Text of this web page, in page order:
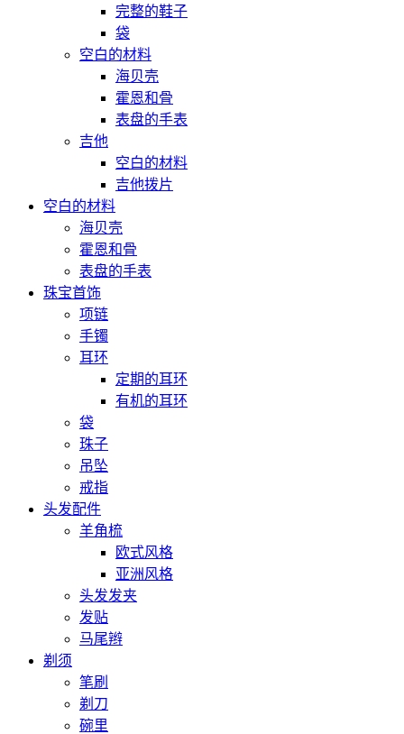
完整的鞋子
袋
空白的材料
海贝壳
霍恩和骨
表盘的手表
吉他
空白的材料
吉他拨片
空白的材料
海贝壳
霍恩和骨
表盘的手表
珠宝首饰
项链
手镯
耳环
定期的耳环
有机的耳环
袋
珠子
吊坠
戒指
头发配件
羊角梳
欧式风格
亚洲风格
头发发夹
发贴
马尾辫
剃须
笔刷
剃刀
碗里